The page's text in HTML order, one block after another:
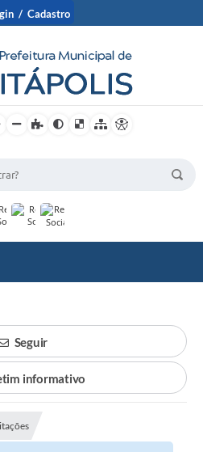
/ Cadastro
Seguir
informativo